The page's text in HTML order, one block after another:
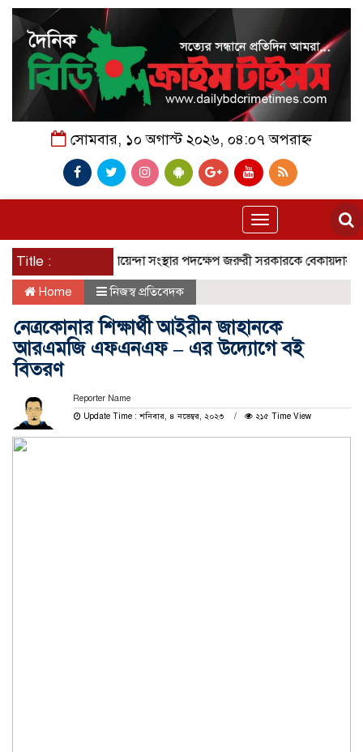
সোমবার, ১০ অগাস্ট ২০২৬, ০৪:০৭ অপরাহ্ন
Toggle
navigation
Title : গোয়েন্দা সংস্থার পদক্ষেপ জরুরী সরকারকে বেকায়দায়
Home নিজস্ব প্রতিবেদক
নেত্রকোনার শিক্ষার্থী আইরীন জাহানকে
আরএমজি এফএনএফ – এর উদ্যোগে বই
বিতরণ
Reporter Name
Update Time : শনিবার, ৪ নভেম্বর, ২০২৩
২১৫ Time View